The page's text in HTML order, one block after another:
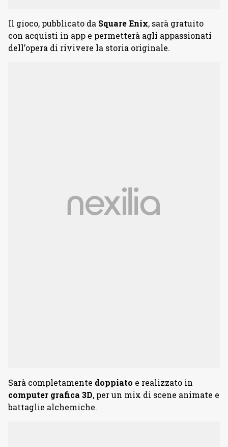
Il gioco, pubblicato da Square Enix, sarà gratuito
con acquisti in app e permetterà agli appassionati
dell’opera di rivivere la storia originale.
Sarà completamente doppiato e realizzato in
computer grafica 3D, per un mix di scene animate e
battaglie alchemiche.